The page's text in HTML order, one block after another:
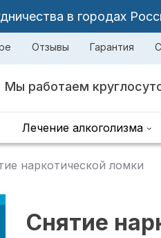
в городах
Отзывы Гарантия
Мы работаем
Лечение алкоголизма
наркотической ломки
Снятие